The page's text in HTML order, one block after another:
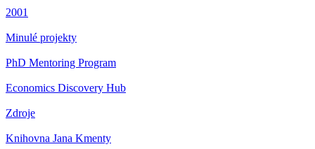
2001
Minulé projekty
PhD Mentoring Program
Economics Discovery Hub
Zdroje
Knihovna Jana Kmenty